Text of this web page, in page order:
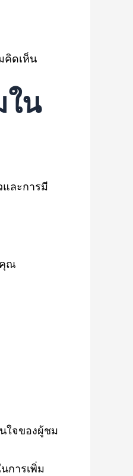
คิดเห็น
ใน
และการมี
คุณ
ใจของผู้ชม
การเพิ่ม